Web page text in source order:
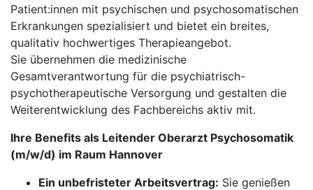
Patient:innen mit psychischen und psychosomatischen
Erkrankungen spezialisiert und bietet ein breites,
qualitativ hochwertiges Therapieangebot.
Sie übernehmen die medizinische
Gesamtverantwortung für die psychiatrisch-
psychotherapeutische Versorgung und gestalten die
Weiterentwicklung des Fachbereichs aktiv mit.
Ihre Benefits als Leitender Oberarzt Psychosomatik
(m/w/d) im Raum Hannover
Ein unbefristeter Arbeitsvertrag: Sie genießen